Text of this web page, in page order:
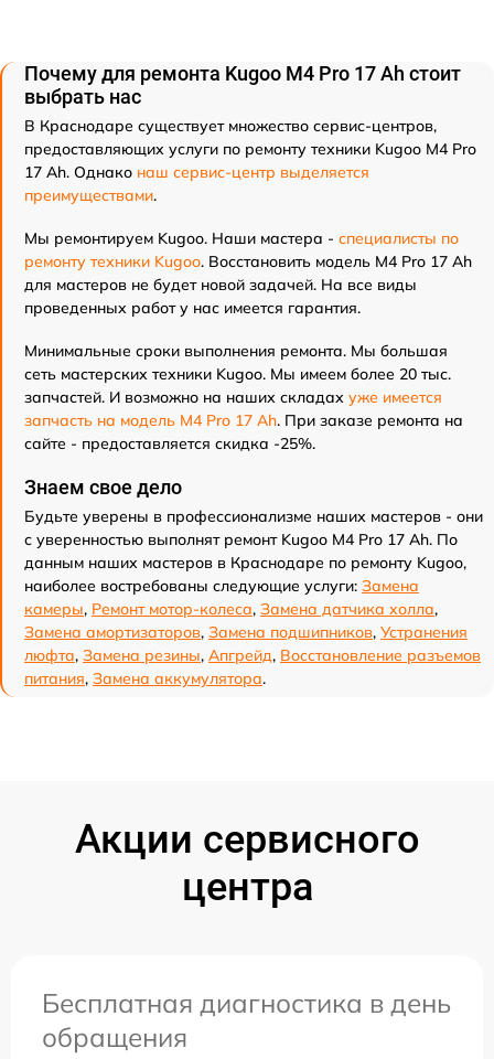
Почему для ремонта Kugoo M4 Pro 17 Ah стоит
выбрать нас
В Краснодаре существует множество сервис-центров,
предоставляющих услуги по ремонту техники Kugoo M4 Pro
17 Ah. Однако наш сервис-центр выделяется
преимуществами.
Мы ремонтируем Kugoo. Наши мастера - специалисты по
ремонту техники Kugoo. Восстановить модель M4 Pro 17 Ah
для мастеров не будет новой задачей. На все виды
проведенных работ у нас имеется гарантия.
Минимальные сроки выполнения ремонта. Мы большая
сеть мастерских техники Kugoo. Мы имеем более 20 тыс.
запчастей. И возможно на наших складах уже имеется
запчасть на модель M4 Pro 17 Ah. При заказе ремонта на
сайте - предоставляется скидка -25%.
Знаем свое дело
Будьте уверены в профессионализме наших мастеров - они
с уверенностью выполнят ремонт Kugoo M4 Pro 17 Ah. По
данным наших мастеров в Краснодаре по ремонту Kugoo,
наиболее востребованы следующие услуги: Замена
камеры, Ремонт мотор-колеса, Замена датчика холла,
Замена амортизаторов, Замена подшипников, Устранения
люфта, Замена резины, Апгрейд, Восстановление разъемов
питания, Замена аккумулятора.
Акции сервисного
центра
Бесплатная диагностика в день
обращения